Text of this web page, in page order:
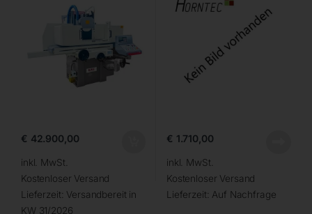
€ 42.900,00
inkl. MwSt.
Kostenloser Versand
Lieferzeit: Versandbereit in
KW 31/2026
€ 1.710,00
inkl. MwSt.
Kostenloser Versand
Lieferzeit: Auf Nachfrage